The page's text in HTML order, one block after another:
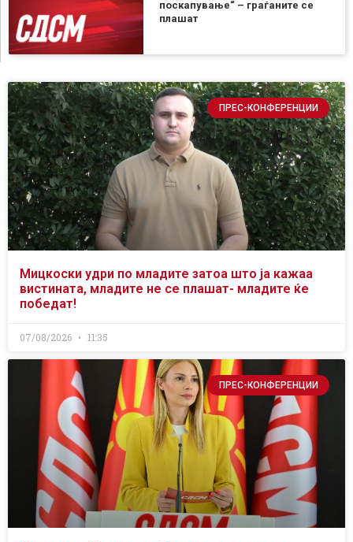
поскапување“ – граѓаните се
плашат
ПРЕС-КОНФЕРЕНЦИИ
Мицкоски удри по младите затоа што ја кажаа
вистината, младите не се плашат- младите ќе
победат!
07/08/2026 11:35
ПРЕС-КОНФЕРЕНЦИИ